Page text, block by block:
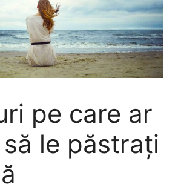
pe care ar
le păstraţi